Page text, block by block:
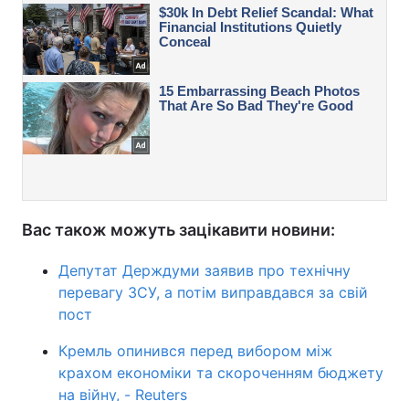
Вас також можуть зацікавити новини:
Депутат Держдуми заявив про технічну
перевагу ЗСУ, а потім виправдався за свій
пост
Кремль опинився перед вибором між
крахом економіки та скороченням бюджету
на війну, - Reuters